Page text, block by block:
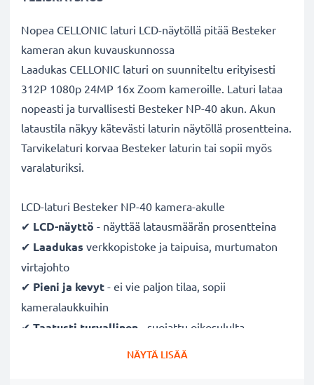
Nopea CELLONIC laturi LCD-näytöllä pitää Besteker
kameran akun kuvauskunnossa
Laadukas CELLONIC laturi on suunniteltu erityisesti
312P 1080p 24MP 16x Zoom kameroille. Laturi lataa
nopeasti ja turvallisesti Besteker NP-40 akun. Akun
lataustila näkyy kätevästi laturin näytöllä prosentteina.
Tarvikelaturi korvaa Besteker laturin tai sopii myös
varalaturiksi.
LCD-laturi Besteker NP-40 kamera-akulle
✔ LCD-näyttö - näyttää latausmäärän prosentteina
✔ Laadukas verkkopistoke ja taipuisa, murtumaton
virtajohto
✔ Pieni ja kevyt - ei vie paljon tilaa, sopii
kameralaukkuihin
✔ Taatusti turvallinen - suojattu oikosululta,
ylikuumenemiselta ja ylijännitteeltä
NÄYTÄ LISÄÄ